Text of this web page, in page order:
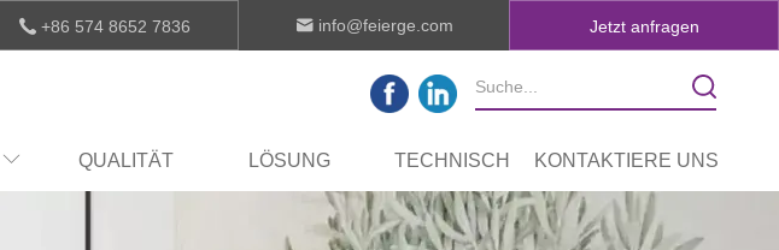
+86 574 8652 7836 info@feierge.com Jetzt anfragen
QUALITÄT LÖSUNG TECHNISCH KONTAKTIERE UNS